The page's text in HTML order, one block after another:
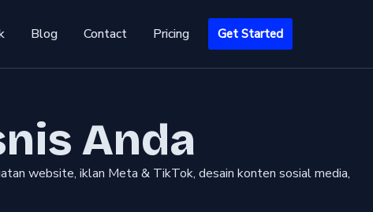
Blog Contact Pricing Get Started
Anda
website, iklan Meta & TikTok, desain konten sosial media,